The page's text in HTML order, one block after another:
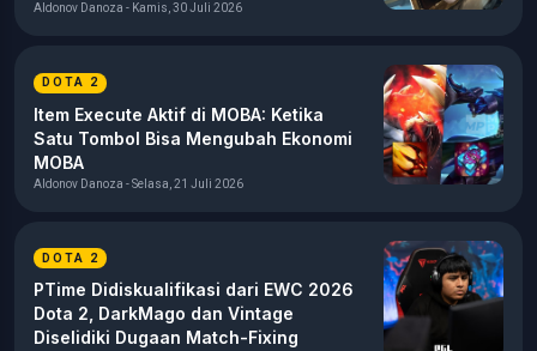
Aldonov Danoza - Kamis, 30 Juli 2026
DOTA 2
Item Execute Aktif di MOBA: Ketika
Satu Tombol Bisa Mengubah Ekonomi
MOBA
Aldonov Danoza - Selasa, 21 Juli 2026
DOTA 2
PTime Didiskualifikasi dari EWC 2026
Dota 2, DarkMago dan Vintage
Diselidiki Dugaan Match-Fixing